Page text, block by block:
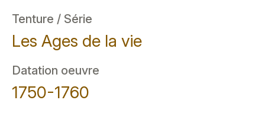
Tenture / Série
Les Ages de la vie
Datation oeuvre
1750-1760